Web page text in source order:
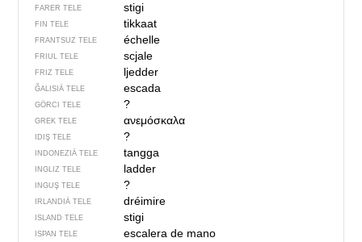
FARER TELE stigi
FIN TELE tikkaat
FRANTSUZ TELE échelle
FRIUL TELE scjale
FRIZ TELE ljedder
ĞALISIÄ TELE escada
GÖRCI TELE ?
GREK TELE ανεμόσκαλα
IDIŞ TELE ?
INDONEZIÄ TELE tangga
INGLIZ TELE ladder
INGUŞ TELE ?
IRLANDIÄ TELE dréimire
ISLAND TELE stigi
ISPAN TELE escalera de mano